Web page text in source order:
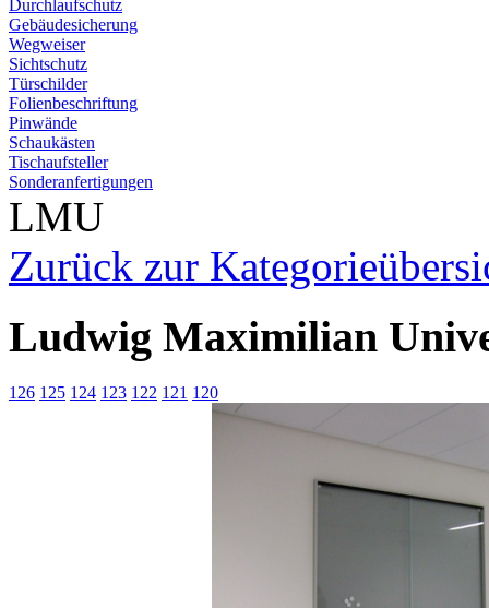
Durchlaufschutz
Gebäudesicherung
Wegweiser
Sichtschutz
Türschilder
Folienbeschriftung
Pinwände
Schaukästen
Tischaufsteller
Sonderanfertigungen
LMU
Zurück zur
Ludwig Maximilian
126 125 124 123 122 121 120